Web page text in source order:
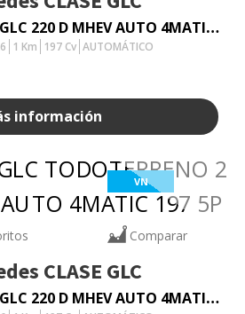
TODOTERRENO 2.0 GLC 220 D MHEV AUTO 4MATIC 197 5P
1 Km 197Cv AUTOMÁTICO
información
VN
Comparar
CLASE GLC
TODOTERRENO 2.0 GLC 220 D MHEV AUTO 4MATIC 197 5P